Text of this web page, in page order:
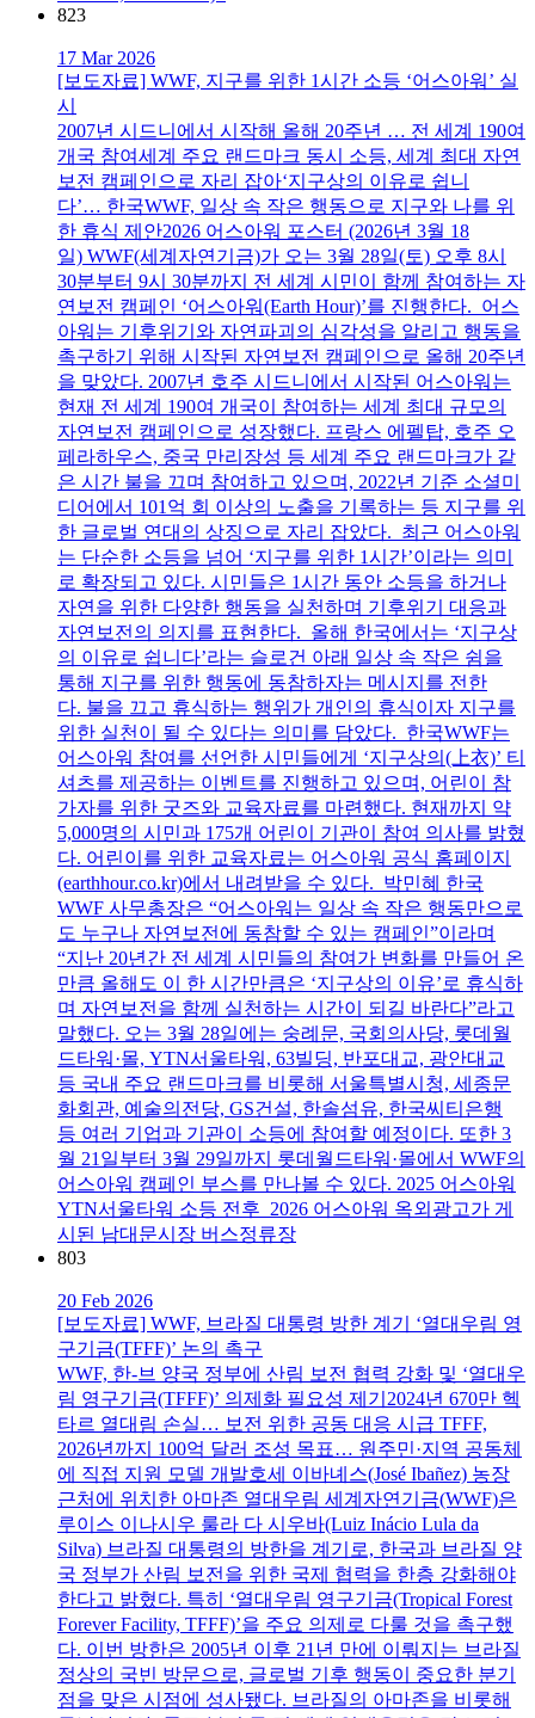
823
17 Mar 2026
[보도자료] WWF, 지구를 위한 1시간 소등 ‘어스아워’ 실
시
2007년 시드니에서 시작해 올해 20주년 … 전 세계 190여
개국 참여세계 주요 랜드마크 동시 소등, 세계 최대 자연
보전 캠페인으로 자리 잡아‘지구상의 이유로 쉽니
다’… 한국WWF, 일상 속 작은 행동으로 지구와 나를 위
한 휴식 제안2026 어스아워 포스터 (2026년 3월 18
일) WWF(세계자연기금)가 오는 3월 28일(토) 오후 8시
30분부터 9시 30분까지 전 세계 시민이 함께 참여하는 자
연보전 캠페인 ‘어스아워(Earth Hour)’를 진행한다. 어스
아워는 기후위기와 자연파괴의 심각성을 알리고 행동을
촉구하기 위해 시작된 자연보전 캠페인으로 올해 20주년
을 맞았다. 2007년 호주 시드니에서 시작된 어스아워는
현재 전 세계 190여 개국이 참여하는 세계 최대 규모의
자연보전 캠페인으로 성장했다. 프랑스 에펠탑, 호주 오
페라하우스, 중국 만리장성 등 세계 주요 랜드마크가 같
은 시간 불을 끄며 참여하고 있으며, 2022년 기준 소셜미
디어에서 101억 회 이상의 노출을 기록하는 등 지구를 위
한 글로벌 연대의 상징으로 자리 잡았다. 최근 어스아워
는 단순한 소등을 넘어 ‘지구를 위한 1시간’이라는 의미
로 확장되고 있다. 시민들은 1시간 동안 소등을 하거나
자연을 위한 다양한 행동을 실천하며 기후위기 대응과
자연보전의 의지를 표현한다. 올해 한국에서는 ‘지구상
의 이유로 쉽니다’라는 슬로건 아래 일상 속 작은 쉼을
통해 지구를 위한 행동에 동참하자는 메시지를 전한
다. 불을 끄고 휴식하는 행위가 개인의 휴식이자 지구를
위한 실천이 될 수 있다는 의미를 담았다. 한국WWF는
어스아워 참여를 선언한 시민들에게 ‘지구상의(上衣)’ 티
셔츠를 제공하는 이벤트를 진행하고 있으며, 어린이 참
가자를 위한 굿즈와 교육자료를 마련했다. 현재까지 약
5,000명의 시민과 175개 어린이 기관이 참여 의사를 밝혔
다. 어린이를 위한 교육자료는 어스아워 공식 홈페이지
(earthhour.co.kr)에서 내려받을 수 있다. 박민혜 한국
WWF 사무총장은 “어스아워는 일상 속 작은 행동만으로
도 누구나 자연보전에 동참할 수 있는 캠페인”이라며
“지난 20년간 전 세계 시민들의 참여가 변화를 만들어 온
만큼 올해도 이 한 시간만큼은 ‘지구상의 이유’로 휴식하
며 자연보전을 함께 실천하는 시간이 되길 바란다”라고
말했다. 오는 3월 28일에는 숭례문, 국회의사당, 롯데월
드타워·몰, YTN서울타워, 63빌딩, 반포대교, 광안대교
등 국내 주요 랜드마크를 비롯해 서울특별시청, 세종문
화회관, 예술의전당, GS건설, 한솔섬유, 한국씨티은행
등 여러 기업과 기관이 소등에 참여할 예정이다. 또한 3
월 21일부터 3월 29일까지 롯데월드타워·몰에서 WWF의
어스아워 캠페인 부스를 만나볼 수 있다. 2025 어스아워
YTN서울타워 소등 전후 2026 어스아워 옥외광고가 게
시된 남대문시장 버스정류장
803
20 Feb 2026
[보도자료] WWF, 브라질 대통령 방한 계기 ‘열대우림 영
구기금(TFFF)’ 논의 촉구
WWF, 한-브 양국 정부에 산림 보전 협력 강화 및 ‘열대우
림 영구기금(TFFF)’ 의제화 필요성 제기2024년 670만 헥
타르 열대림 손실… 보전 위한 공동 대응 시급 TFFF,
2026년까지 100억 달러 조성 목표… 원주민·지역 공동체
에 직접 지원 모델 개발호세 이바녜스(José Ibañez) 농장
근처에 위치한 아마존 열대우림 세계자연기금(WWF)은
루이스 이나시우 룰라 다 시우바(Luiz Inácio Lula da
Silva) 브라질 대통령의 방한을 계기로, 한국과 브라질 양
국 정부가 산림 보전을 위한 국제 협력을 한층 강화해야
한다고 밝혔다. 특히 ‘열대우림 영구기금(Tropical Forest
Forever Facility, TFFF)’을 주요 의제로 다룰 것을 촉구했
다. 이번 방한은 2005년 이후 21년 만에 이뤄지는 브라질
정상의 국빈 방문으로, 글로벌 기후 행동이 중요한 분기
점을 맞은 시점에 성사됐다. 브라질의 아마존을 비롯해